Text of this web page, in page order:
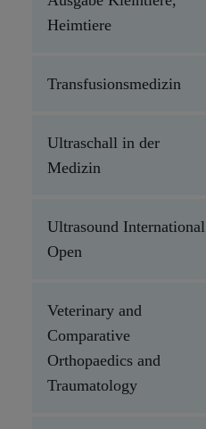
Heimtiere
Transfusionsmedizin
Ultraschall in der
Medizin
Ultrasound International
Open
Veterinary and
Comparative
Orthopaedics and
Traumatology